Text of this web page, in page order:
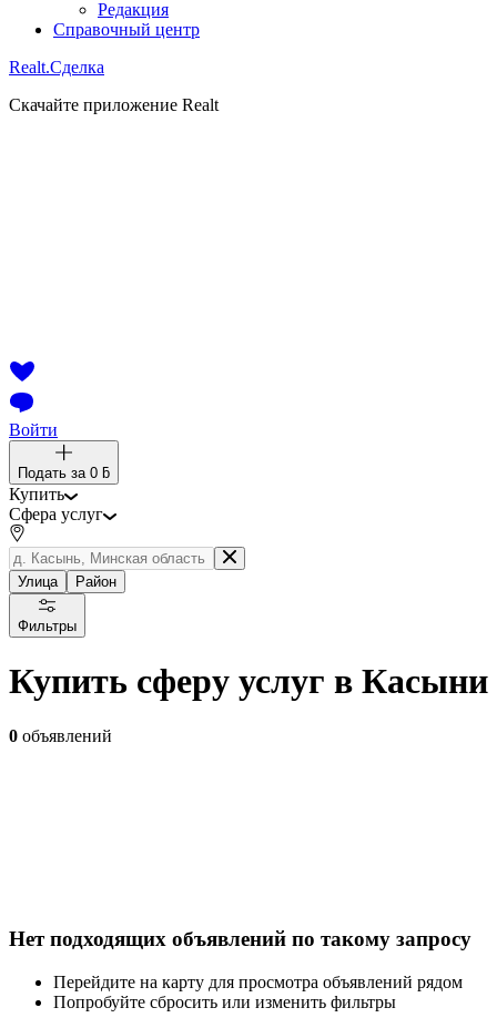
Редакция
Справочный центр
Realt.Сделка
Скачайте приложение Realt
Войти
Подать за 0 ƃ
Купить
Сфера услуг
Улица Район
Фильтры
Купить сферу услуг в Касыни
0 объявлений
Нет подходящих объявлений по такому запросу
Перейдите на карту для просмотра объявлений рядом
Попробуйте сбросить или изменить фильтры